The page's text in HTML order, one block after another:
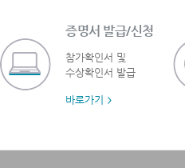
증명서 발급/신청
참가확인서 및
수상확인서 발급
바로가기